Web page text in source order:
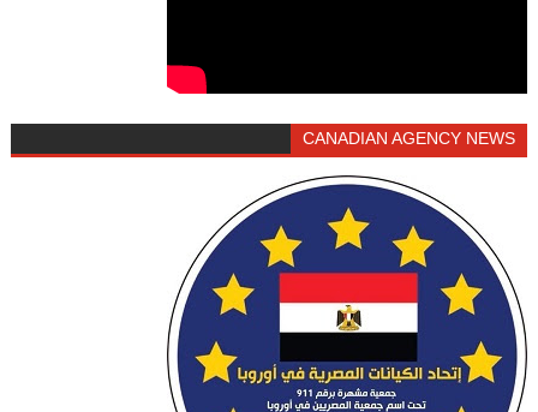
CANADIAN AGENCY NEWS